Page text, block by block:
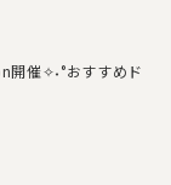
催✧˖°おすすめド